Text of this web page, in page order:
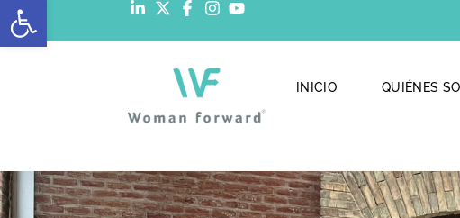
Abrir barra de herramientas
INICIO QUIÉNES